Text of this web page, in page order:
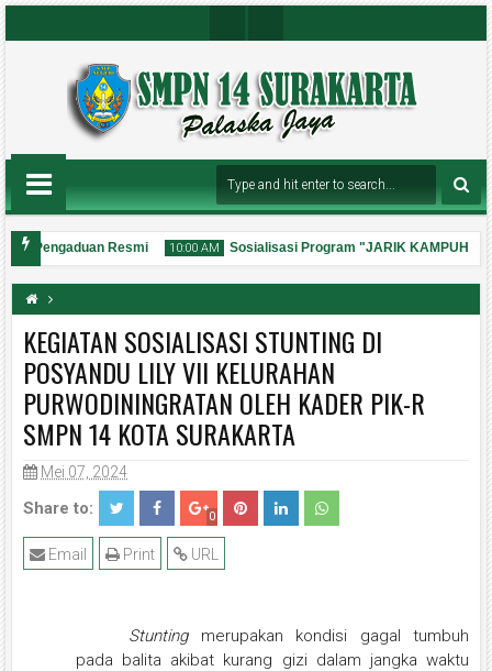
Gra
M
Be
Chan
Nel
Pengaduan Resmi 10:00 AM
31 Jul
2026
Sosialisasi Program "JARIK KAMPUH"
KEGIATAN SOSIALISASI STUNTING DI
POSYANDU LILY VII KELURAHAN
PURWODININGRATAN OLEH KADER PIK-R
SMPN 14 KOTA SURAKARTA
Mei 07, 2024
Share to: 0
URL
Print
Email
Stuntingmerupakan kondisi gagal tumbuh
pada balita akibat kurang gizi dalam jangka waktu